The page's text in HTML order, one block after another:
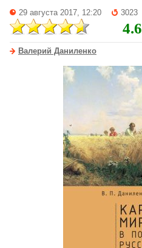
29 августа 2017, 12:20 3023
4.6
Валерий Даниленко